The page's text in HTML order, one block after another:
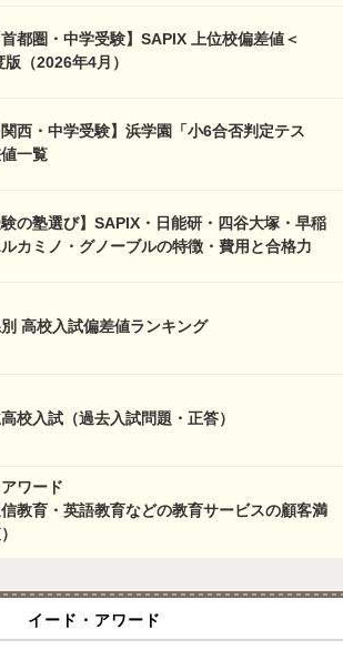
都圏・中学受験】SAPIX 上位校偏差値＜
（2026年4月）
西・中学受験】浜学園「小6合否判定テス
一覧
験の塾選び】SAPIX・日能研・四谷大塚・早稲
カミノ・グノーブルの特徴・費用と合格力
高校入試偏差値ランキング
校入試（過去入試問題・正答）
ワード
信教育・英語教育などの教育サービスの顧客満
イード・アワード